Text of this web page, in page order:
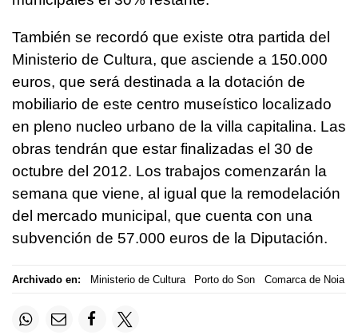
También se recordó que existe otra partida del
Ministerio de Cultura, que asciende a 150.000
euros, que será destinada a la dotación de
mobiliario de este centro museístico localizado
en pleno nucleo urbano de la villa capitalina. Las
obras tendrán que estar finalizadas el 30 de
octubre del 2012. Los trabajos comenzarán la
semana que viene, al igual que la remodelación
del mercado municipal, que cuenta con una
subvención de 57.000 euros de la Diputación.
Archivado en: Ministerio de Cultura Porto do Son Comarca de Noia